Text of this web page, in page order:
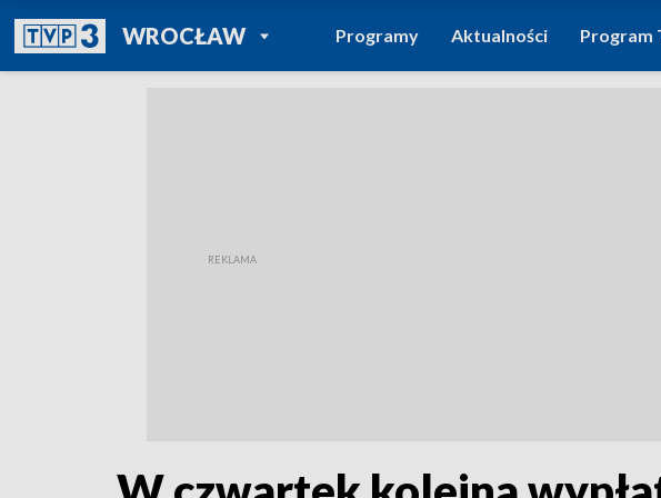
WROCŁAWPOWRÓT DO
TVP REGIONY
Programy Aktualności Program